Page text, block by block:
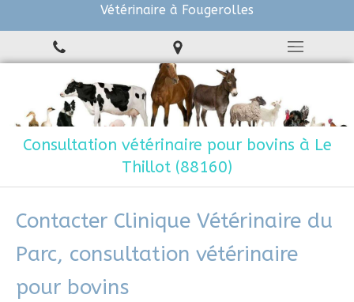
Vétérinaire à Fougerolles
Consultation vétérinaire pour bovins à Le
Thillot (88160)
Contacter Clinique Vétérinaire du
Parc, consultation vétérinaire
pour bovins